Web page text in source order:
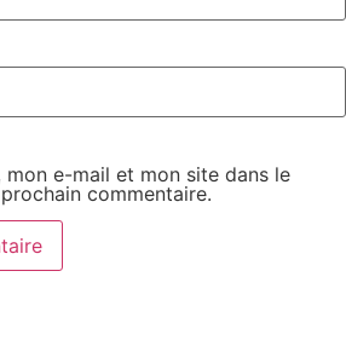
mon e-mail et mon site dans le
commentaire.